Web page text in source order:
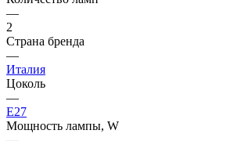
—
2
Страна бренда
—
Италия
Цоколь
—
E27
Мощность лампы, W